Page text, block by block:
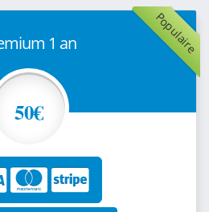
Populaire
1 an
50€